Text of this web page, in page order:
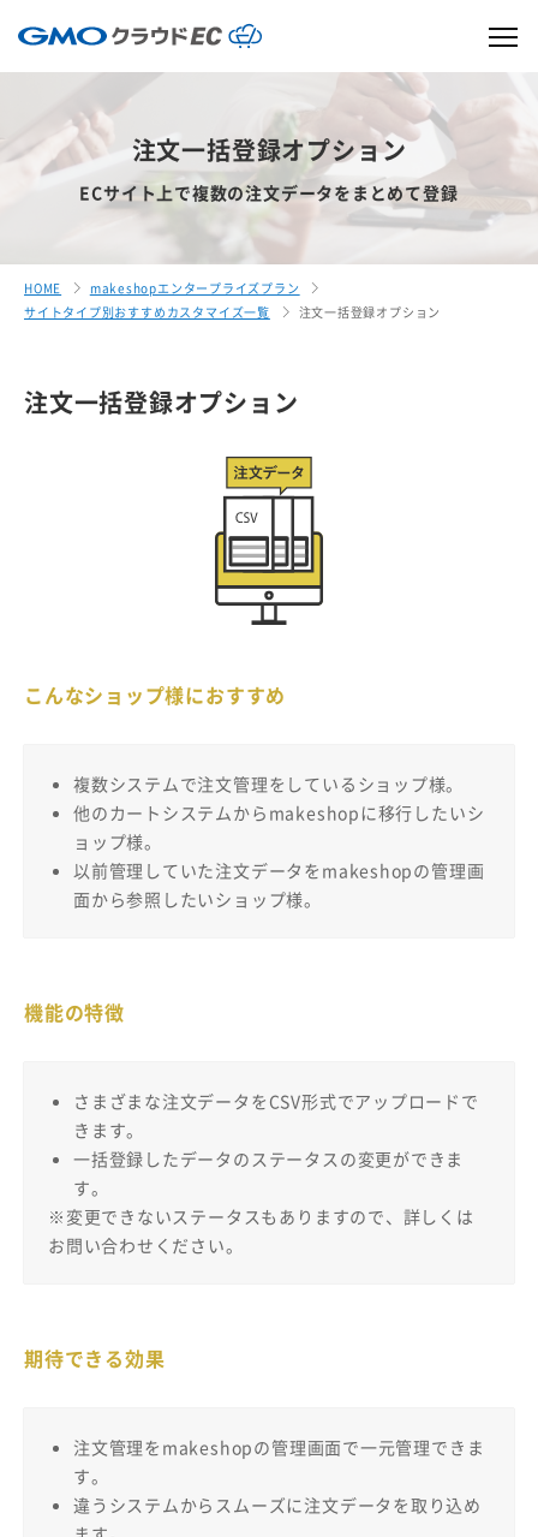
注文一括登録オプション
ECサイト上で複数の注文データをまとめて登録
HOME
makeshopエンタープライズプラン
サイトタイプ別おすすめカスタマイズ一覧
注文一括登録オプション
注文一括登録オプション
こんなショップ様におすすめ
複数システムで注文管理をしているショップ様。
他のカートシステムからmakeshopに移行したいシ
ョップ様。
以前管理していた注文データをmakeshopの管理画
面から参照したいショップ様。
機能の特徴
さまざまな注文データをCSV形式でアップロードで
きます。
一括登録したデータのステータスの変更ができま
す。
※変更できないステータスもありますので、詳しくは
お問い合わせください。
期待できる効果
注文管理をmakeshopの管理画面で一元管理できま
す。
違うシステムからスムーズに注文データを取り込め